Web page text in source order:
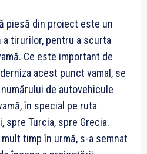
piesă din proiect este un
tirurilor, pentru a scurta
Ce este important de
acest punct vamal, se
de autovehicule
în special pe ruta
spre Turcia, spre Grecia.
timp în urmă, s-a semnat